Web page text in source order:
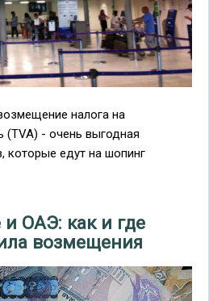
налога на
(TVA) - очень выгодная
которые едут на шопинг
ОАЭ: как и где
возмещения